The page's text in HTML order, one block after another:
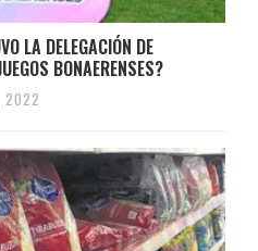
LA DELEGACIÓN DE
BONAERENSES?
2022